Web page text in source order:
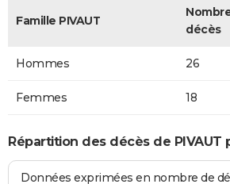
Famille PIVAUT
décès
Hommes 26
Femmes 18
Répartition des décès de PIVAUT
Données exprimées en nombre de